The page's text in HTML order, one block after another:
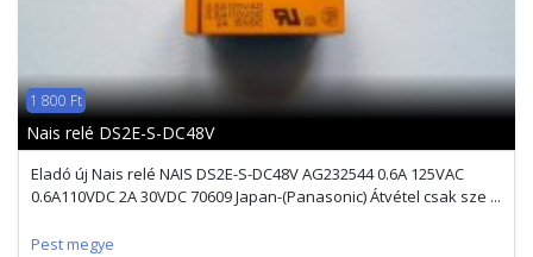
1 800 Ft
Nais relé DS2E-S-DC48V
Eladó új Nais relé NAIS DS2E-S-DC48V AG232544 0.6A 125VAC
0.6A110VDC 2A 30VDC 70609 Japan-(Panasonic) Átvétel csak sze ...
Pest megye